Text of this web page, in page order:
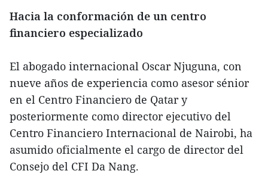
Hacia la conformación de un centro
financiero especializado
El abogado internacional Oscar Njuguna, con
nueve años de experiencia como asesor sénior
en el Centro Financiero de Qatar y
posteriormente como director ejecutivo del
Centro Financiero Internacional de Nairobi, ha
asumido oficialmente el cargo de director del
Consejo del CFI Da Nang.